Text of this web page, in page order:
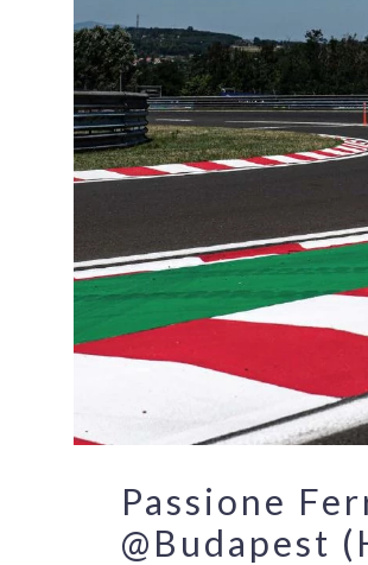
Passione
@Budapest